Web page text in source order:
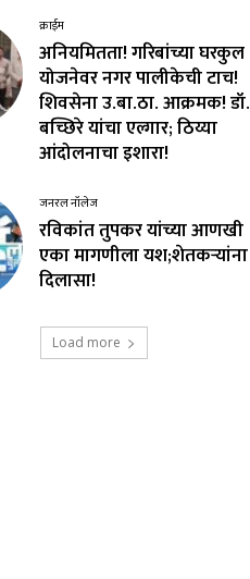
क्राईम
अनियमितता! गरिबांच्या घरकुल
योजनेवर नगर पालीकेची टाच!
शिवसेना उ.बा.ठा. आक्रमक! डॉ.
बच्छिरे यांचा एल्गार; ठिय्या
आंदोलनाचा इशारा!
जनरल नॉलेज
रविकांत तुपकर यांच्या आणखी
एका मागणीला यश;शेतकऱ्यांना
दिलासा!
Load more